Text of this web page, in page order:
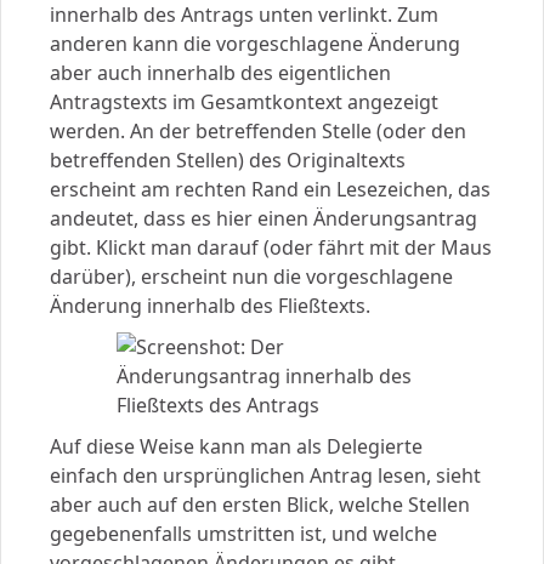
innerhalb des Antrags unten verlinkt. Zum
anderen kann die vorgeschlagene Änderung
aber auch innerhalb des eigentlichen
Antragstexts im Gesamtkontext angezeigt
werden. An der betreffenden Stelle (oder den
betreffenden Stellen) des Originaltexts
erscheint am rechten Rand ein Lesezeichen, das
andeutet, dass es hier einen Änderungsantrag
gibt. Klickt man darauf (oder fährt mit der Maus
darüber), erscheint nun die vorgeschlagene
Änderung innerhalb des Fließtexts.
Auf diese Weise kann man als Delegierte
einfach den ursprünglichen Antrag lesen, sieht
aber auch auf den ersten Blick, welche Stellen
gegebenenfalls umstritten ist, und welche